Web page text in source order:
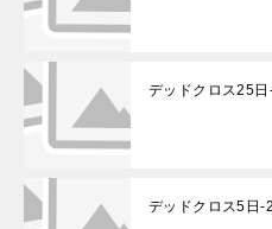
デッドクロス25
デッドクロス5日-